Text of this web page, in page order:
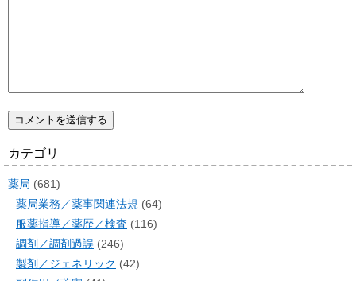
カテゴリ
薬局 (681)
薬局業務／薬事関連法規 (64)
服薬指導／薬歴／検査 (116)
調剤／調剤過誤 (246)
製剤／ジェネリック (42)